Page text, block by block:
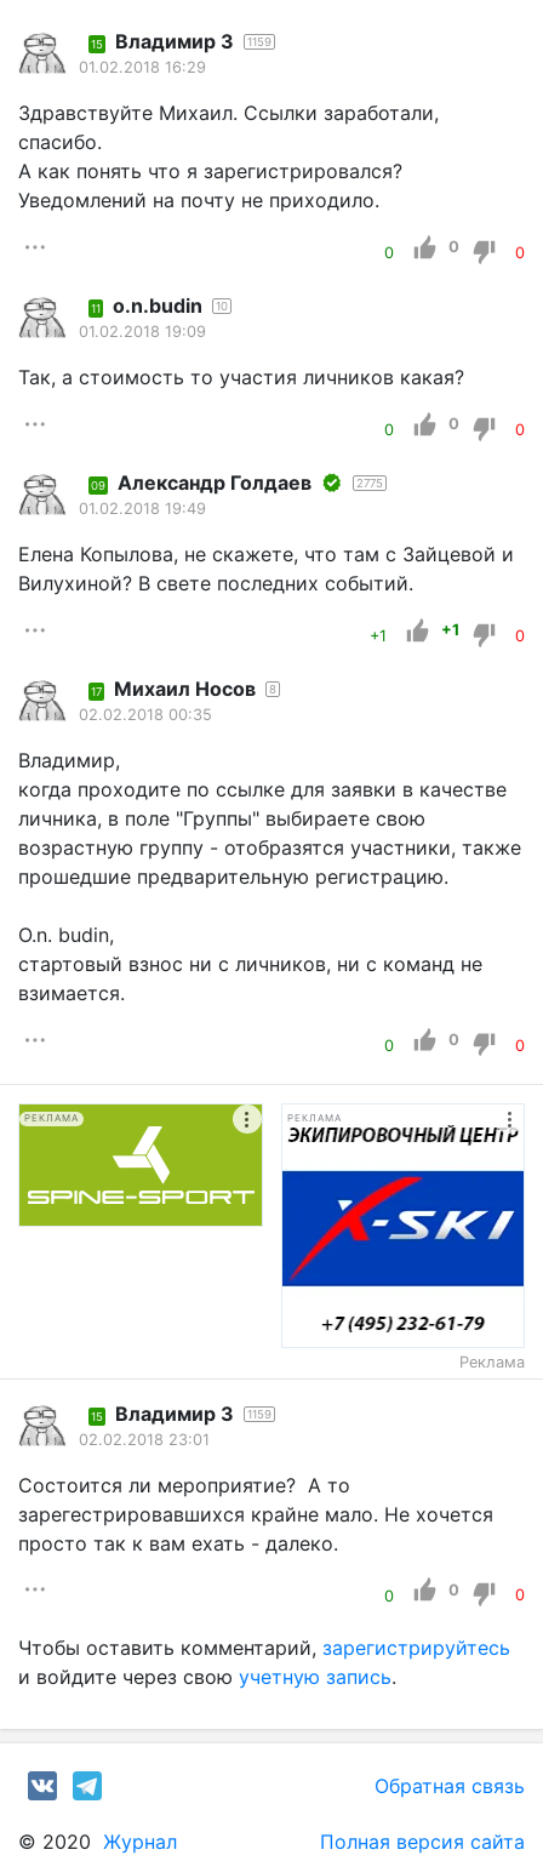
15 Владимир З 1159
01.02.2018 16:29
Здравствуйте Михаил. Ссылки заработали,
спасибо.
А как понять что я зарегистрировался?
Уведомлений на почту не приходило.
0 0 0
11 o.n.budin 10
01.02.2018 19:09
Так, а стоимость то участия личников какая?
0 0 0
09 Александр Голдаев 2775
01.02.2018 19:49
Елена Копылова, не скажете, что там с Зайцевой и
Вилухиной? В свете последних событий.
+1 +1 0
17 Михаил Носов 8
02.02.2018 00:35
Владимир,
когда проходите по ссылке для заявки в качестве
личника, в поле "Группы" выбираете свою
возрастную группу - отобразятся участники, также
прошедшие предварительную регистрацию.
O.n. budin,
стартовый взнос ни с личников, ни с команд не
взимается.
0 0 0
РЕКЛАМА РЕКЛАМА
Реклама
15 Владимир З 1159
02.02.2018 23:01
Состоится ли мероприятие? А то
зарегестрировавшихся крайне мало. Не хочется
просто так к вам ехать - далеко.
0 0 0
Чтобы оставить комментарий, зарегистрируйтесь
и войдите через свою учетную запись.
Обратная связь
© 2020 Журнал
Полная версия сайта